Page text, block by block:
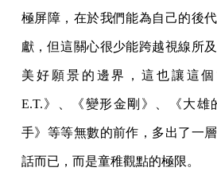
極屏障，在於我們能為自己的後
獻，但這關心很少能跨越視線所
美好願景的邊界，這也讓這
E.T.》、《變形金剛》、《大雄
手》等等無數的前作，多出了一
話而已，而是童稚觀點的極限。